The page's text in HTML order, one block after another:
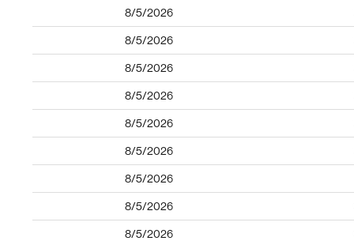
8/5/2026
8/5/2026
8/5/2026
8/5/2026
8/5/2026
8/5/2026
8/5/2026
8/5/2026
8/5/2026